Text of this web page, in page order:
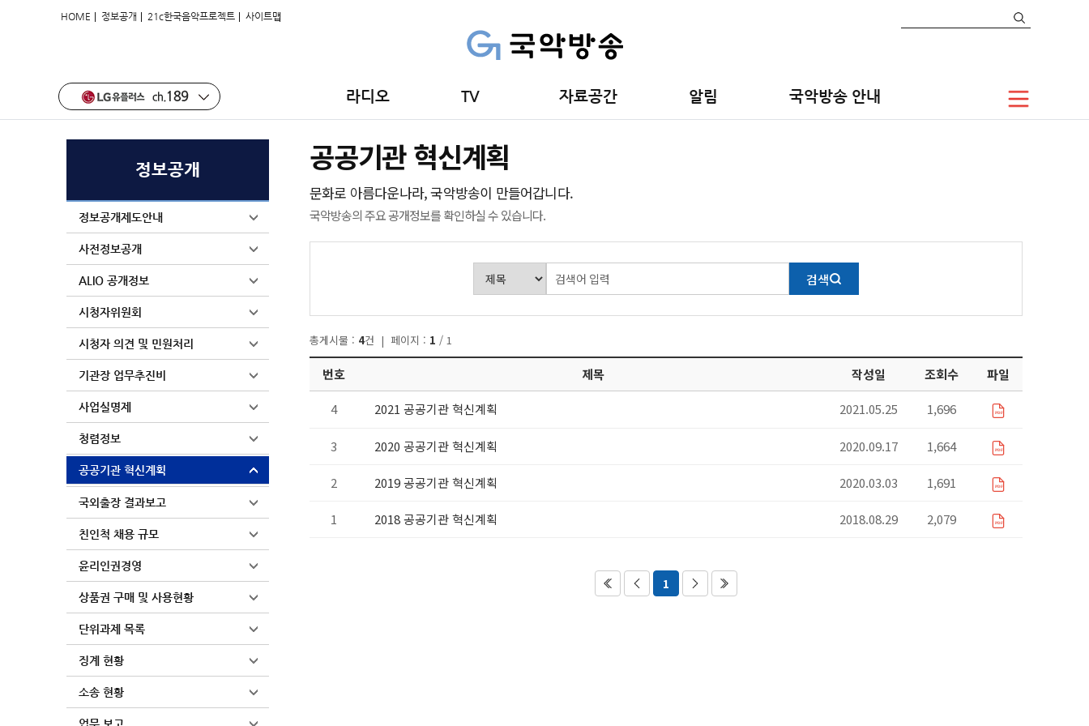
HOME | 정보공개 | 21c한국음악프로젝트 | 사이트맵
라디오 TV 자료공간 알림 국악방송 안내
정보공개
정보공개제도안내
사전정보공개
ALIO 공개정보
시청자위원회
시청자 의견 및 민원처리
기관장 업무추진비
사업실명제
청렴정보
공공기관 혁신계획
국외출장 결과보고
친인척 채용 규모
윤리인권경영
상품권 구매 및 사용현황
단위과제 목록
징계 현황
소송 현황
공공기관 혁신계획
문화로 아름다운나라, 국악방송이 만들어갑니다.
국악방송의 주요 공개정보를 확인하실 수 있습니다.
검색
총게시물 : 4건 | 페이지 : 1 / 1
번호 제목 작성일 조회수 파일
4 2021 공공기관 혁신계획 2021.05.25 1,696
3 2020 공공기관 혁신계획 2020.09.17 1,664
2 2019 공공기관 혁신계획 2020.03.03 1,691
1 2018 공공기관 혁신계획 2018.08.29 2,079
1